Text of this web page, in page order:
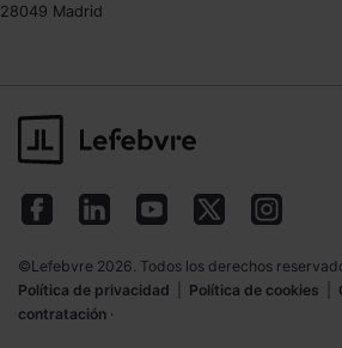
28049 Madrid
©Lefebvre 2026. Todos los derechos
Política de privacidad
Política de cookies
contratación ·